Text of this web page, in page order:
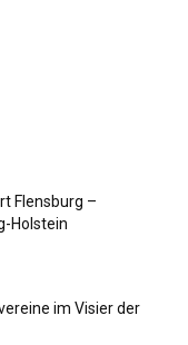
Flensburg –
Holstein
im Visier der